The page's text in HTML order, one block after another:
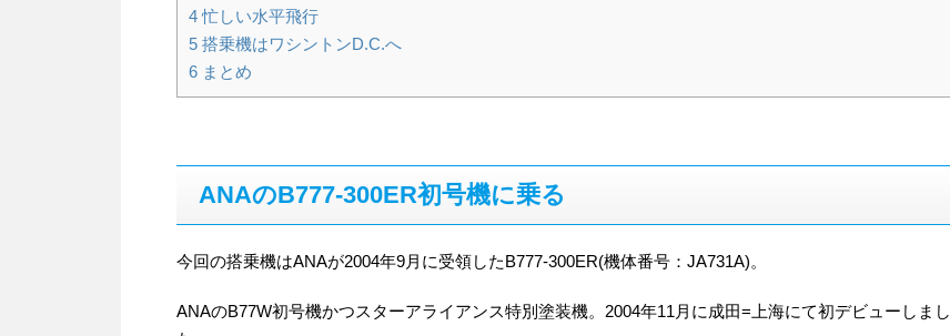
4忙しい水平飛行
5搭乗機はワシントンD.C.へ
6まとめ
ANAのB777-300ER初号機に乗る
今回の搭乗機はANAが2004年9月に受領したB777-300ER(機体番号：JA731A)。
ANAのB77W初号機かつスターアライアンス特別塗装機。2004年11月に成田=上海にて初デビューしまし